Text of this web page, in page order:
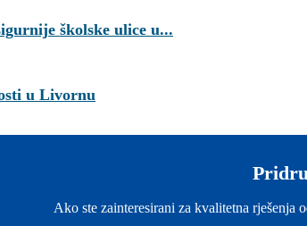
školske ulice u...
u Livornu
Ako ste zainteresirani za kvalitetna rješenja